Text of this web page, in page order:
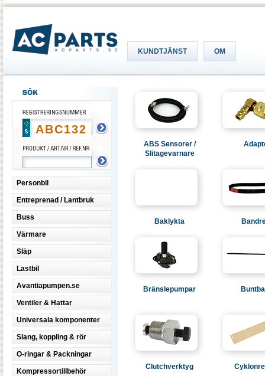
KUNDTJÄNST OM
Personbil
Entreprenad / Lantbruk
Buss
Värmare
Släp
Lastbil
Avantiapumpen.se
Ventiler & Hattar
Universala komponenter
Slang, koppling & rör
O-ringar & Packningar
Kompressortillbehör
ABS Sensorer /
Slitagevarnare
Baklykta
Bränslepumpar
Clutchverktyg